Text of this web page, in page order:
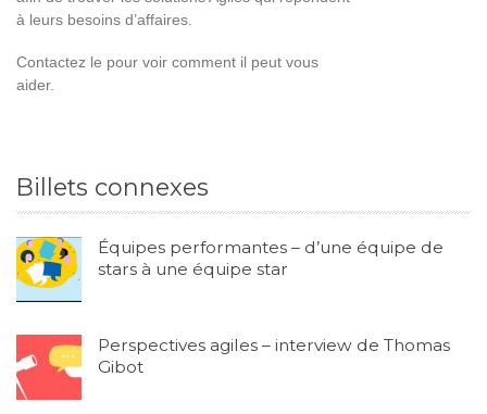
à leurs besoins d’affaires.
Contactez le pour voir comment il peut vous
aider.
Billets connexes
Équipes performantes – d’une équipe de
stars à une équipe star
Perspectives agiles – interview de Thomas
Gibot